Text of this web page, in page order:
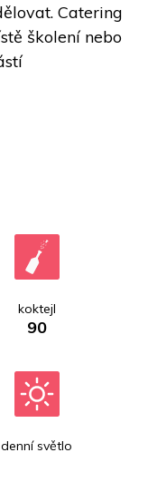
Catering
školení nebo
koktejl
90
denní světlo